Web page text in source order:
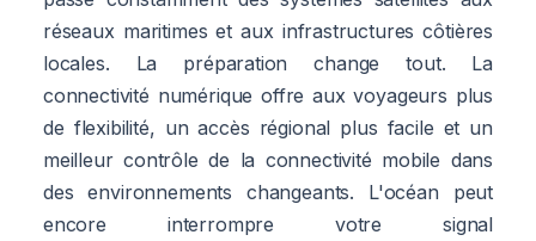
réseaux maritimes et aux infrastructures côtières
locales. La préparation change tout. La
connectivité numérique offre aux voyageurs plus
de flexibilité, un accès régional plus facile et un
meilleur contrôle de la connectivité mobile dans
des environnements changeants. L'océan peut
encore interrompre votre signal